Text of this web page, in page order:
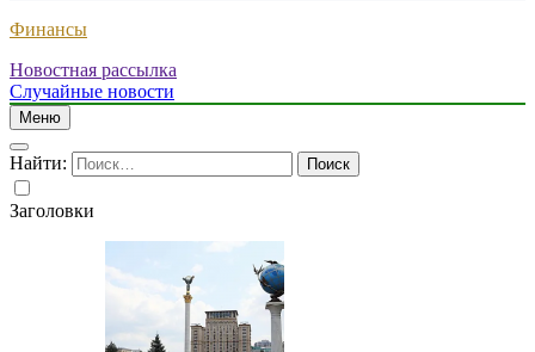
Финансы
Новостная рассылка
Случайные новости
Меню
Найти:
Заголовки